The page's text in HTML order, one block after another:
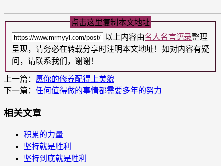
点击这里复制本文地址
以上内容由名人名言语录整理
呈现，请务必在转载分享时注明本文地址！如对内容有疑
问，请联系我们，谢谢！
上一篇： 愿你的修养配得上美貌
下一篇： 任何值得做的事情都需要多年的努力
相关文章
积累的力量
坚持就是胜利
坚持到底就是胜利